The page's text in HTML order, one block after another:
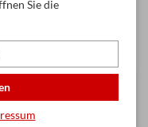
Sie die